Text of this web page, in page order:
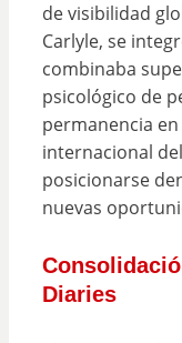
de visibilidad
Carlyle, se
combinaba
psicológico de
permanencia
internacional
posicionarse
nuevas
Diaries